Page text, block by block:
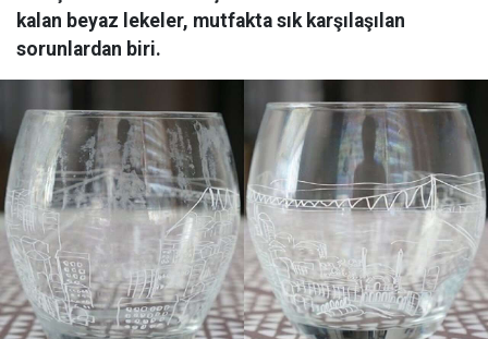
kalan beyaz lekeler, mutfakta sık karşılaşılan
sorunlardan biri.